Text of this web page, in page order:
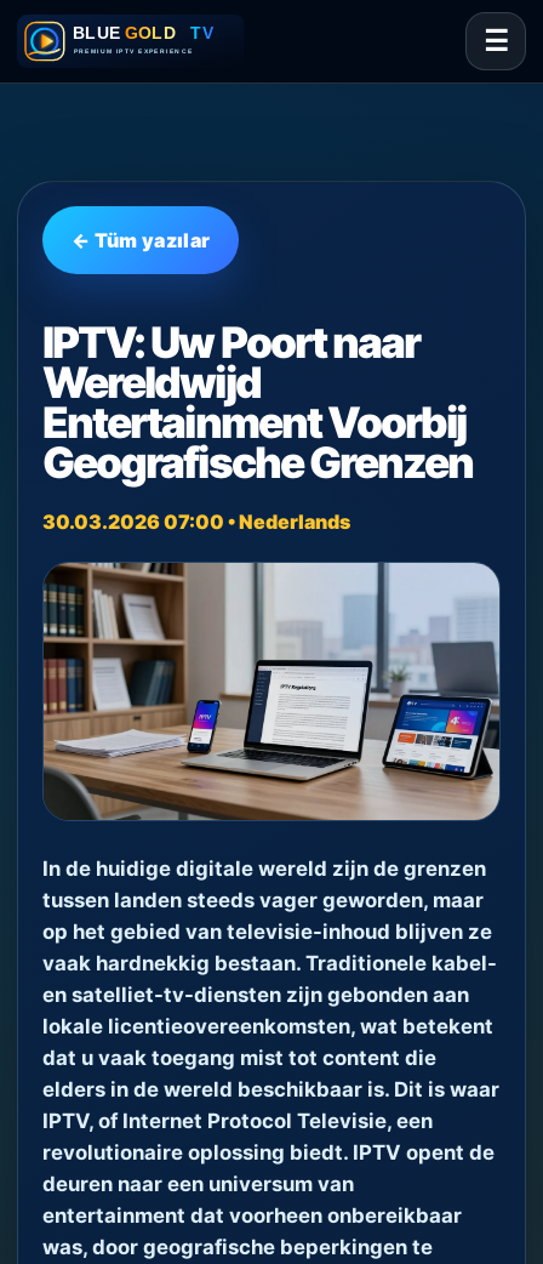
☰
← Tüm yazılar
IPTV: Uw Poort naar
Wereldwijd
Entertainment Voorbij
Geografische Grenzen
30.03.2026 07:00 • Nederlands
In de huidige digitale wereld zijn de grenzen
tussen landen steeds vager geworden, maar
op het gebied van televisie-inhoud blijven ze
vaak hardnekkig bestaan. Traditionele kabel-
en satelliet-tv-diensten zijn gebonden aan
lokale licentieovereenkomsten, wat betekent
dat u vaak toegang mist tot content die
elders in de wereld beschikbaar is. Dit is waar
IPTV, of Internet Protocol Televisie, een
revolutionaire oplossing biedt. IPTV opent de
deuren naar een universum van
entertainment dat voorheen onbereikbaar
was, door geografische beperkingen te